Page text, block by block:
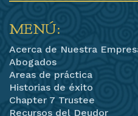
MENÚ:
Acerca de Nuestra
Abogados
Areas de práctica
Historias de éxito
Chapter 7 Trustee
Recursos del Deudor